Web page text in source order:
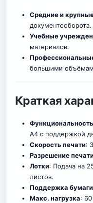
Средние и
документооборота.
Учебные
материалов.
большими
Краткая
Функциональность
A4 с поддержкой
Скорость печати:
Разрешение
Лотки: Подача на
листов.
Поддержка бумаги
Макс. нагрузка: